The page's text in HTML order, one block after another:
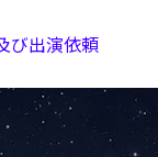
び出演依頼